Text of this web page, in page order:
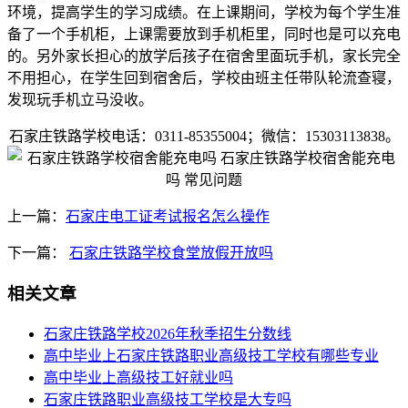
环境，提高学生的学习成绩。在上课期间，学校为每个学生准
备了一个手机柜，上课需要放到手机柜里，同时也是可以充电
的。另外家长担心的放学后孩子在宿舍里面玩手机，家长完全
不用担心，在学生回到宿舍后，学校由班主任带队轮流查寝，
发现玩手机立马没收。
石家庄铁路学校电话：0311-85355004；微信：15303113838。
上一篇： 石家庄电工证考试报名怎么操作
下一篇： 石家庄铁路学校食堂放假开放吗
相关文章
石家庄铁路学校2026年秋季招生分数线
高中毕业上石家庄铁路职业高级技工学校有哪些专业
高中毕业上高级技工好就业吗
石家庄铁路职业高级技工学校是大专吗